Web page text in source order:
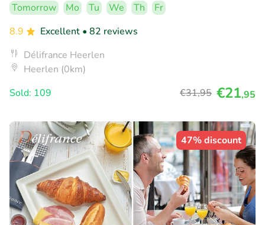
Tomorrow Mo Tu We Th
Fr
8.9
Excellent • 82 reviews
Délifrance Heerlen
Heerlen (0km)
Sold: 109
€31,95 €21,95
47% discount